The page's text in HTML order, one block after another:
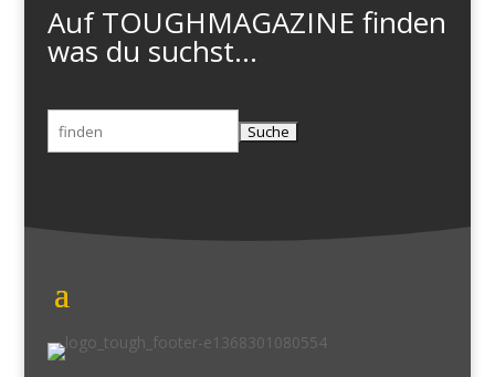
Auf TOUGHMAGAZINE finden
was du suchst...
Suchen
nach: